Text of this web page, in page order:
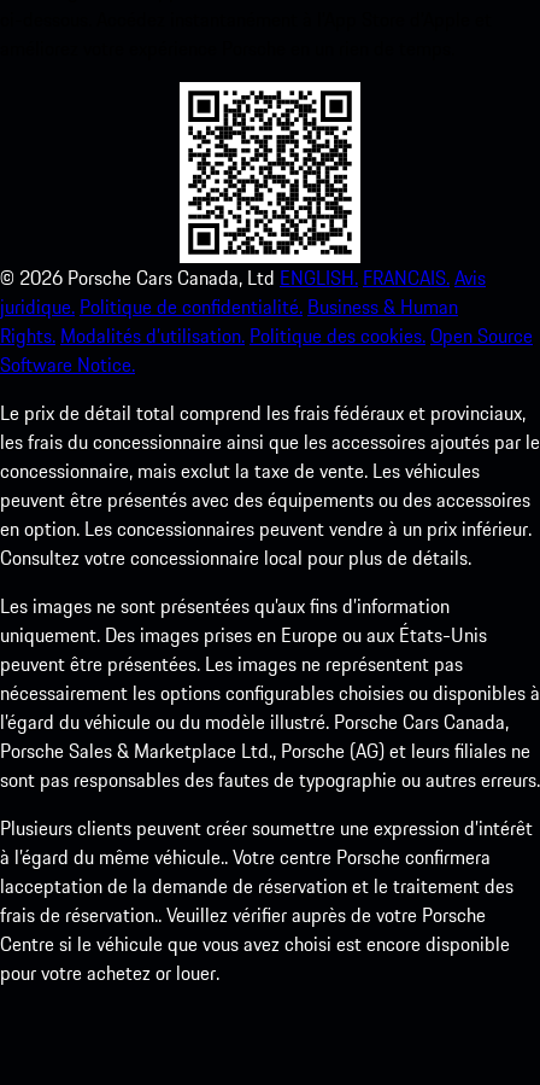
© 2026 Porsche Cars Canada, Ltd ENGLISH. FRANCAIS.Avis
juridique. Politique de confidentialité. Business & Human
Rights. Modalités d’utilisation. Politique des cookies.Open Source
Software Notice.
Le prix de détail total comprend les frais fédéraux et provinciaux,
les frais du concessionnaire ainsi que les accessoires ajoutés par le
concessionnaire, mais exclut la taxe de vente. Les véhicules
peuvent être présentés avec des équipements ou des accessoires
en option. Les concessionnaires peuvent vendre à un prix inférieur.
Consultez votre concessionnaire local pour plus de détails.
Les images ne sont présentées qu’aux fins d’information
uniquement. Des images prises en Europe ou aux États-Unis
peuvent être présentées. Les images ne représentent pas
nécessairement les options configurables choisies ou disponibles à
l’égard du véhicule ou du modèle illustré. Porsche Cars Canada,
Porsche Sales & Marketplace Ltd., Porsche (AG) et leurs filiales ne
sont pas responsables des fautes de typographie ou autres erreurs.
Plusieurs clients peuvent créer soumettre une expression d’intérêt
à l’égard du même véhicule.. Votre centre Porsche confirmera
lacceptation de la demande de réservation et le traitement des
frais de réservation.. Veuillez vérifier auprès de votre Porsche
Centre si le véhicule que vous avez choisi est encore disponible
pour votre achetez or louer.